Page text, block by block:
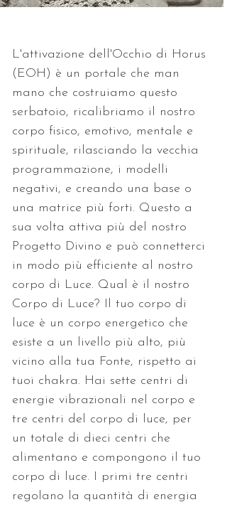
L'attivazione dell'Occhio di Horus
(EOH) è un portale che man
mano che costruiamo questo
serbatoio, ricalibriamo il nostro
corpo fisico, emotivo, mentale e
spirituale, rilasciando la vecchia
programmazione, i modelli
negativi, e creando una base o
una matrice più forti. Questo a
sua volta attiva più del nostro
Progetto Divino e può connetterci
in modo più efficiente al nostro
corpo di Luce. Qual è il nostro
Corpo di Luce? Il tuo corpo di
luce è un corpo energetico che
esiste a un livello più alto, più
vicino alla tua Fonte, rispetto ai
tuoi chakra. Hai sette centri di
energie vibrazionali nel corpo e
tre centri del corpo di luce, per
un totale di dieci centri che
alimentano e compongono il tuo
corpo di luce. I primi tre centri
regolano la quantità di energia